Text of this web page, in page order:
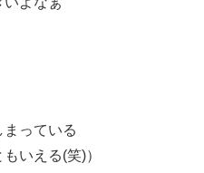
っている
いえる(笑)）